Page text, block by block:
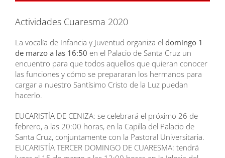
Actividades Cuaresma 2020
La vocalía de Infancia y Juventud organiza el domingo 1
de marzo a las 16:50 en el Palacio de Santa Cruz un
encuentro para que todos aquellos que quieran conocer
las funciones y cómo se prepararan los hermanos para
cargar a nuestro Santísimo Cristo de la Luz puedan
hacerlo.
EUCARISTÍA DE CENIZA: se celebrará el próximo 26 de
febrero, a las 20:00 horas, en la Capilla del Palacio de
Santa Cruz, conjuntamente con la Pastoral Universitaria.
EUCARISTÍA TERCER DOMINGO DE CUARESMA: tendrá